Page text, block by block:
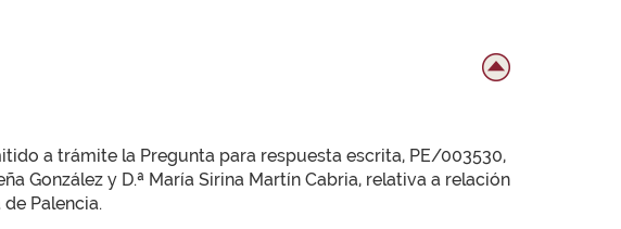
a trámite la Pregunta para respuesta escrita, PE/003530,
González y D.ª María Sirina Martín Cabria, relativa a relación
Palencia.